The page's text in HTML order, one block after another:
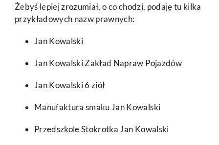
Żebyś lepiej zrozumiał, o co chodzi, podaję tu kilka
przykładowych nazw prawnych:
Jan Kowalski
Jan Kowalski Zakład Napraw Pojazdów
Jan Kowalski 6 ziół
Manufaktura smaku Jan Kowalski
Przedszkole Stokrotka Jan Kowalski